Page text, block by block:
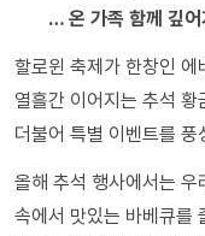
… 온 가족 함께 깊어
할로윈 축제가 한창인
열흘간 이어지는 추석
더불어 특별 이벤트를 풍
올해 추석 행사에서는 우
속에서 맛있는 바베큐를